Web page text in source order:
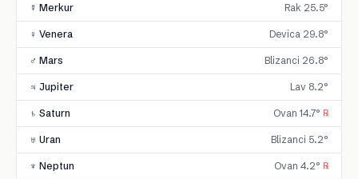
☿ Merkur Rak 25.5°
♀ Venera Devica 29.8°
♂ Mars Blizanci 26.8°
♃ Jupiter Lav 8.2°
♄ Saturn Ovan 14.7° ℞
♅ Uran Blizanci 5.2°
♆ Neptun Ovan 4.2° ℞